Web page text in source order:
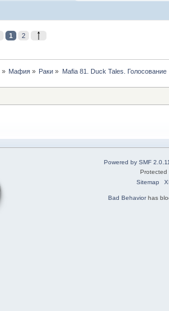
1 2
» Мафия » Раки » Mafia 81. Duck Tales. Голосование
Powered by SMF
Sitemap
Bad Behaviorhas